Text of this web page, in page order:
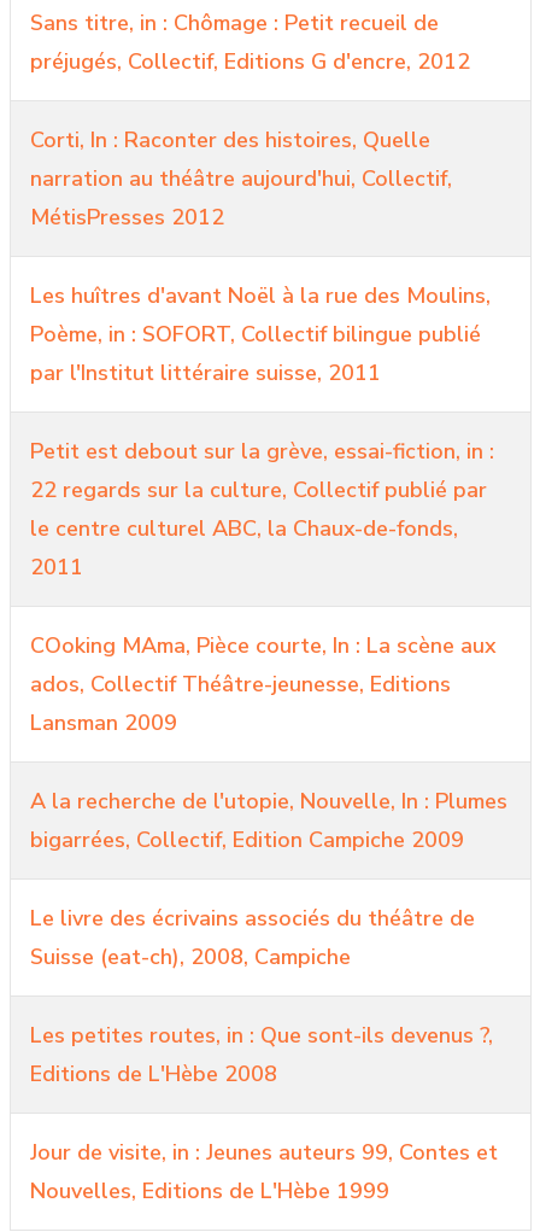
Sans titre, in : Chômage : Petit recueil de
préjugés, Collectif, Editions G d'encre, 2012
Corti, In : Raconter des histoires, Quelle
narration au théâtre aujourd'hui, Collectif,
MétisPresses 2012
Les huîtres d'avant Noël à la rue des Moulins,
Poème, in : SOFORT, Collectif bilingue publié
par l'Institut littéraire suisse, 2011
Petit est debout sur la grève, essai-fiction, in :
22 regards sur la culture, Collectif publié par
le centre culturel ABC, la Chaux-de-fonds,
2011
COoking MAma, Pièce courte, In : La scène aux
ados, Collectif Théâtre-jeunesse, Editions
Lansman 2009
A la recherche de l'utopie, Nouvelle, In : Plumes
bigarrées, Collectif, Edition Campiche 2009
Le livre des écrivains associés du théâtre de
Suisse (eat-ch), 2008, Campiche
Les petites routes, in : Que sont-ils devenus ?,
Editions de L'Hèbe 2008
Jour de visite, in : Jeunes auteurs 99, Contes et
Nouvelles, Editions de L'Hèbe 1999